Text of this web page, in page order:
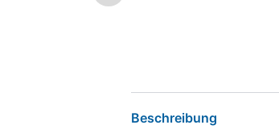
Beschreibung